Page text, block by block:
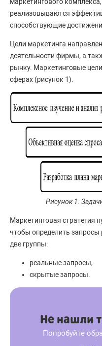
реализовываются
способствующие
Цели маркетинга
деятельности фирмы, а
рынку. Маркетинговые
сферах (рисунок 1).
Рисунок 1.
Маркетинговая стратегия
чтобы определить
две группы:
реальные запросы;
скрытые запросы.
Не нашли
Попробуйте